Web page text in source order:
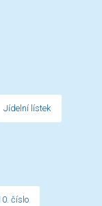
Jídelní lístek
číslo